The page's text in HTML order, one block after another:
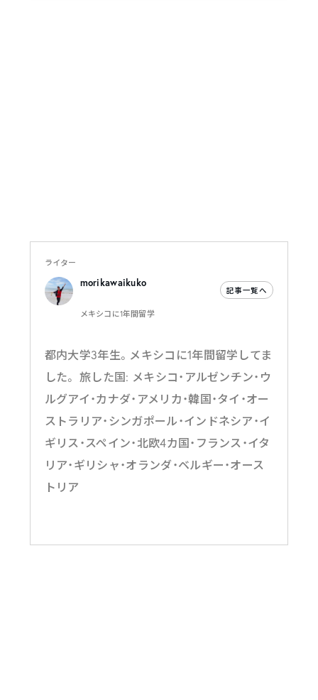
ライター
morikawaikuko
メキシコに1年間留学
記事一覧へ
都内大学3年生。メキシコに1年間留学してま
した。 旅した国: メキシコ・アルゼンチン・ウ
ルグアイ・カナダ・アメリカ・韓国・タイ・オー
ストラリア・シンガポール・インドネシア・イ
ギリス・スペイン・北欧4カ国・フランス・イタ
リア・ギリシャ・オランダ・ベルギー・オース
トリア